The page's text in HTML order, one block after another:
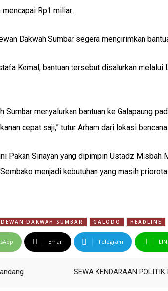
Rp1 miliar.
Dakwah Sumbar segera mengirimkan
Kemal, bantuan tersebut disalurkan melalui
Sumbar menyalurkan bantuan ke Galapaung
cepat saji,” tutur Arham dari lokasi bencana.
Pakan Sinayan yang dipimpin Ustadz Misbah
menjadi kebutuhan yang masih
DEWAN DAKWAH SUMBAR GALODO HEADLINE
Email Telegram
SEWA KENDARAAN POLITIK